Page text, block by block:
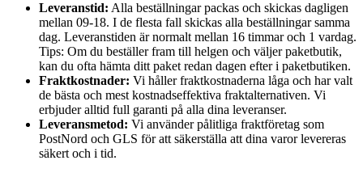
Leveranstid: Alla beställningar packas och skickas dagligen
mellan 09-18. I de flesta fall skickas alla beställningar samma
dag. Leveranstiden är normalt mellan 16 timmar och 1 vardag.
Tips: Om du beställer fram till helgen och väljer paketbutik,
kan du ofta hämta ditt paket redan dagen efter i paketbutiken.
Fraktkostnader: Vi håller fraktkostnaderna låga och har valt
de bästa och mest kostnadseffektiva fraktalternativen. Vi
erbjuder alltid full garanti på alla dina leveranser.
Leveransmetod: Vi använder pålitliga fraktföretag som
PostNord och GLS för att säkerställa att dina varor levereras
säkert och i tid.